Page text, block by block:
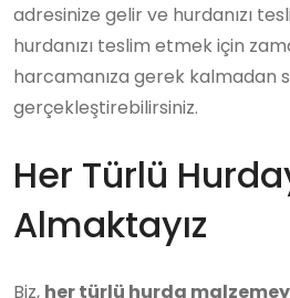
adresinize gelir ve hurdanızı
hurdanızı teslim etmek için
harcamanıza gerek kalmadan
gerçekleştirebilirsiniz.
Her Türlü
Almaktayız
Biz, her türlü hurda